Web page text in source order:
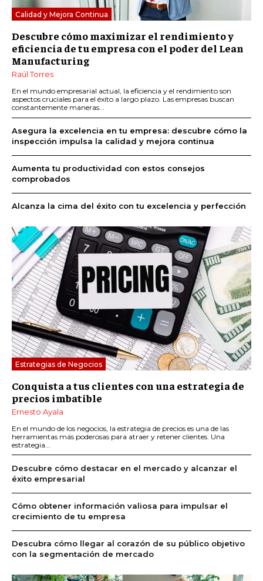
Calidad y Mejora Continua
Descubre cómo maximizar el rendimiento y
eficiencia de tu empresa con el poder del Lean
Manufacturing
Raúl Torres
En el mundo empresarial actual, la eficiencia y el rendimiento son
aspectos cruciales para el éxito a largo plazo. Las empresas buscan
constantemente maneras...
Asegura la excelencia en tu empresa: descubre cómo la
inspección impulsa la calidad y mejora continua
Aumenta tu productividad con estos consejos
comprobados
Alcanza la cima del éxito con tu excelencia y perfección
Estrategias de Negocios
Conquista a tus clientes con una estrategia de
precios imbatible
Ernesto Ayala
En el mundo de los negocios, la estrategia de precios es una de las
herramientas más poderosas para atraer y retener clientes. Una
estrategia...
Descubre cómo destacar en el mercado y alcanzar el
éxito empresarial
Cómo obtener información valiosa para impulsar el
crecimiento de tu empresa
Descubra cómo llegar al corazón de su público objetivo
con la segmentación de mercado